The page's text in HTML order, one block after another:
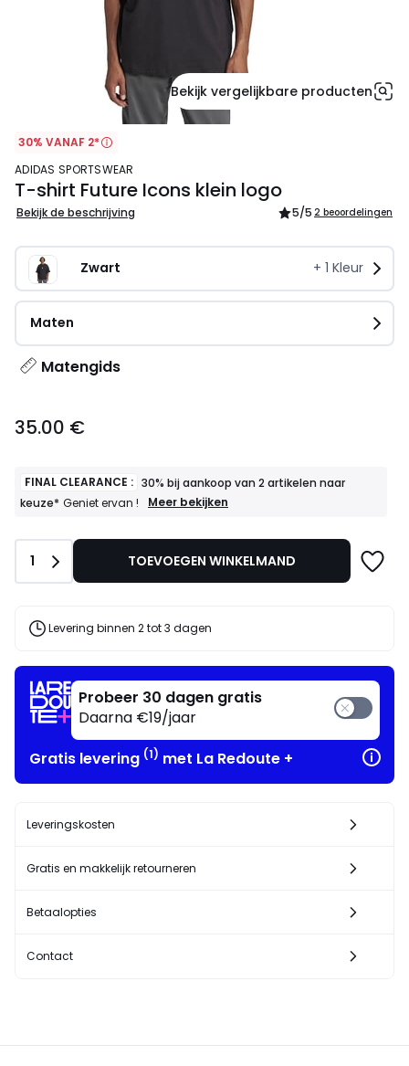
Bekijk vergelijkbare producten
30% VANAF 2*
ADIDAS SPORTSWEAR
T-shirt Future Icons klein logo
Bekijk de beschrijving 5/5 2 beoordelingen
Zwart + 1 Kleur
Maten
Matengids
€.
35.00 €
FINAL CLEARANCE : 30% bij aankoop van 2 artikelen naar
keuze* Geniet ervan !
FINAL
bij
artikelen
!
Meer bekijken
Aantal
1 TOEVOEGEN WINKELMAND
Levering binnen 2 tot 3 dagen
Probeer 30 dagen gratis
Daarna €19/jaar
Gratis levering (1) met La Redoute +
Leveringskosten
Gratis en makkelijk retourneren
Betaalopties
Contact